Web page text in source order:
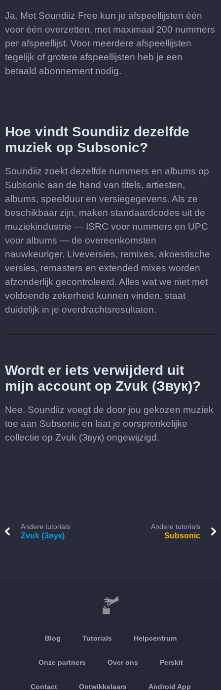
Ja. Met Soundiiz Free kun je afspeellijsten één
voor één overzetten, met maximaal 200 nummers
per afspeellijst. Voor meerdere afspeellijsten
tegelijk of grotere afspeellijsten heb je een
betaald abonnement nodig.
Hoe vindt Soundiiz dezelfde
muziek op Subsonic?
Soundiiz zoekt dezelfde nummers en albums op
Subsonic aan de hand van titels, artiesten,
albums, speelduur en versiegegevens. Als ze
beschikbaar zijn, maken standaardcodes uit de
muziekindustrie — ISRC voor nummers en UPC
voor albums — de overeenkomsten
nauwkeuriger. Liveversies, remixes, akoestische
versies, remasters en extended mixes worden
afzonderlijk gecontroleerd. Alles wat we niet met
voldoende zekerheid kunnen vinden, staat
duidelijk in je overdrachtsresultaten.
Wordt er iets verwijderd uit
mijn account op Zvuk (Звук)?
Nee. Soundiiz voegt de door jou gekozen muziek
toe aan Subsonic en laat je oorspronkelijke
collectie op Zvuk (Звук) ongewijzigd.
Andere tutorials
Zvuk (Звук)
Andere tutorials
Subsonic
Blog Tutorials Helpcentrum
Onze partners Over ons Perskit
Contact Ontwikkelaars Android App